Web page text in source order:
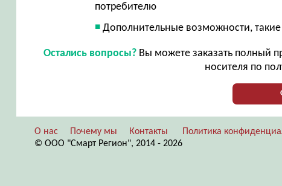
потребителю
Дополнительные возможности, такие
Остались вопросы? Вы можете заказать полный
носителя по
О нас Почему мы Контакты
Политика
© ООО "Смарт Регион", 2014 - 2026